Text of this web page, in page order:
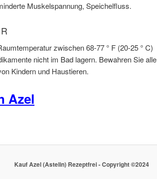
Muskelspannung, Speichelfluss.
zwischen 68-77 ° F (20-25 ° C)
nicht im Bad lagern. Bewahren Sie alle
Kindern und Haustieren.
Azel
Kauf Azel (Astelin) Rezeptfrei - Copyright ©2024